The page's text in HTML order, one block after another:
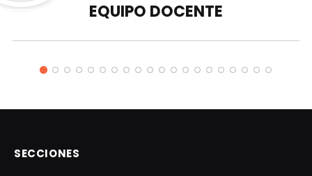
EQUIPO DOCENTE
SECCIONES